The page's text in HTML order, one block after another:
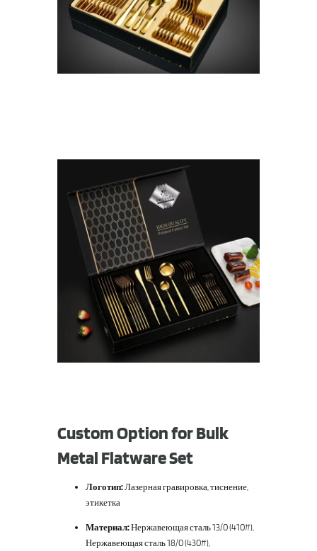
Custom Option for Bulk
Metal Flatware Set
Логотип:Лазерная гравировка, тиснение,
этикетка
Материал:Нержавеющая сталь 13/0 (410#),
Нержавеющая сталь 18/0 (430#),